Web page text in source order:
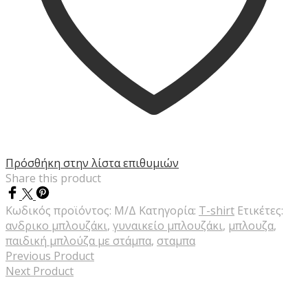
Πρόσθήκη στην λίστα επιθυμιών
Share this product
Κωδικός προϊόντος: Μ/Δ Κατηγορία: T-shirt Ετικέτες:
ανδρικο μπλουζάκι, γυναικείο μπλουζάκι, μπλουζα,
παιδική μπλούζα με στάμπα, σταμπα
Previous Product
Next Product